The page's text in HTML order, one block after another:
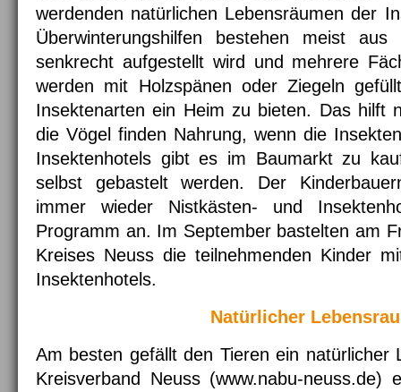
werdenden natürlichen Lebensräumen der
Überwinterungshilfen bestehen meist
senkrecht aufgestellt wird und mehrere
werden mit Holzspänen oder Ziegeln
Insektenarten ein Heim zu bieten. Das hilft
die Vögel finden Nahrung, wenn die
Insektenhotels gibt es im Baumarkt zu
selbst gebastelt werden. Der
immer wieder Nistkästen- und
Programm an. Im September bastelten am
Kreises Neuss die teilnehmenden Kinder
Insektenhotels.
Natürlicher
Am besten gefällt den Tieren ein natürlicher
Kreisverband Neuss (www.nabu-neuss.de)